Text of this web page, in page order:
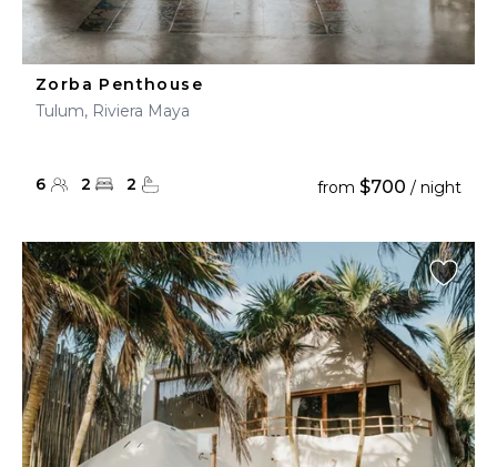
Zorba Penthouse
Tulum, Riviera Maya
6 2 2 from $700 / night